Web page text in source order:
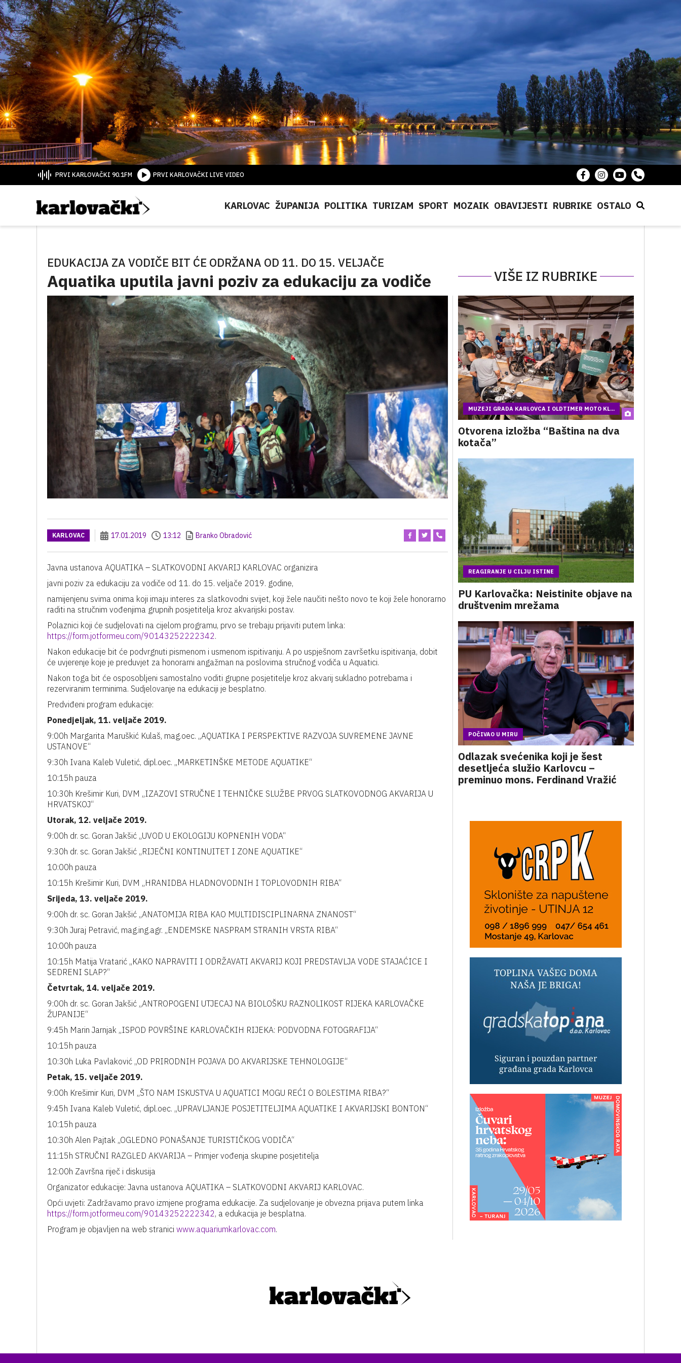
PRVI KARLOVAČKI 90.1FM PRVI KARLOVAČKI LIVE VIDEO
KARLOVAC ŽUPANIJA POLITIKA TURIZAM SPORT MOZAIK OBAVIJESTI RUBRIKE OSTALO
EDUKACIJA ZA VODIČE BIT ĆE ODRŽANA OD 11. DO 15. VELJAČE
Aquatika uputila javni poziv za edukaciju za vodiče VIŠE IZ RUBRIKE
KARLOVAC 17.01.2019 13:12 Branko Obradović
Javna ustanova AQUATIKA – SLATKOVODNI AKVARIJ KARLOVAC organizira
javni poziv za edukaciju za vodiče od 11. do 15. veljače 2019. godine,
namijenjenu svima onima koji imaju interes za slatkovodni svijet, koji žele naučiti nešto novo te koji žele honorarno
raditi na stručnim vođenjima grupnih posjetitelja kroz akvarijski postav.
Polaznici koji će sudjelovati na cijelom programu, prvo se trebaju prijaviti putem linka:
https://form.jotformeu.com/90143252222342.
Nakon edukacije bit će podvrgnuti pismenom i usmenom ispitivanju. A po uspješnom završetku ispitivanja, dobit
će uvjerenje koje je preduvjet za honorarni angažman na poslovima stručnog vodiča u Aquatici.
Nakon toga bit će osposobljeni samostalno voditi grupne posjetitelje kroz akvarij sukladno potrebama i
rezerviranim terminima. Sudjelovanje na edukaciji je besplatno.
Predviđeni program edukacije:
Ponedjeljak, 11. veljače 2019.
9:00h Margarita Maruškić Kulaš, mag.oec. „AQUATIKA I PERSPEKTIVE RAZVOJA SUVREMENE JAVNE
USTANOVE“
9:30h Ivana Kaleb Vuletić, dipl.oec. „MARKETINŠKE METODE AQUATIKE“
10:15h pauza
10:30h Krešimir Kuri, DVM „IZAZOVI STRUČNE I TEHNIČKE SLUŽBE PRVOG SLATKOVODNOG AKVARIJA U
HRVATSKOJ“
Utorak, 12. veljače 2019.
9:00h dr. sc. Goran Jakšić „UVOD U EKOLOGIJU KOPNENIH VODA“
9:30h dr. sc. Goran Jakšić „RIJEČNI KONTINUITET I ZONE AQUATIKE“
10:00h pauza
10:15h Krešimir Kuri, DVM „HRANIDBA HLADNOVODNIH I TOPLOVODNIH RIBA“
Srijeda, 13. veljače 2019.
9:00h dr. sc. Goran Jakšić „ANATOMIJA RIBA KAO MULTIDISCIPLINARNA ZNANOST“
9:30h Juraj Petravić, mag.ing.agr. „ENDEMSKE NASPRAM STRANIH VRSTA RIBA“
10:00h pauza
10:15h Matija Vratarić „KAKO NAPRAVITI I ODRŽAVATI AKVARIJ KOJI PREDSTAVLJA VODE STAJAĆICE I
SEDRENI SLAP?“
Četvrtak, 14. veljače 2019.
9:00h dr. sc. Goran Jakšić „ANTROPOGENI UTJECAJ NA BIOLOŠKU RAZNOLIKOST RIJEKA KARLOVAČKE
ŽUPANIJE“
9:45h Marin Jarnjak „ISPOD POVRŠINE KARLOVAČKIH RIJEKA: PODVODNA FOTOGRAFIJA“
10:15h pauza
10:30h Luka Pavlaković „OD PRIRODNIH POJAVA DO AKVARIJSKE TEHNOLOGIJE“
Petak, 15. veljače 2019.
9:00h Krešimir Kuri, DVM „ŠTO NAM ISKUSTVA U AQUATICI MOGU REĆI O BOLESTIMA RIBA?“
9:45h Ivana Kaleb Vuletić, dipl.oec. „UPRAVLJANJE POSJETITELJIMA AQUATIKE I AKVARIJSKI BONTON“
10:15h pauza
10:30h Alen Pajtak „OGLEDNO PONAŠANJE TURISTIČKOG VODIČA“
11:15h STRUČNI RAZGLED AKVARIJA – Primjer vođenja skupine posjetitelja
12:00h Završna riječ i diskusija
Organizator edukacije: Javna ustanova AQUATIKA – SLATKOVODNI AKVARIJ KARLOVAC.
Opći uvjeti: Zadržavamo pravo izmjene programa edukacije. Za sudjelovanje je obvezna prijava putem linka
https://form.jotformeu.com/90143252222342, a edukacija je besplatna.
Program je objavljen na web stranici www.aquariumkarlovac.com.
MUZEJI GRADA KARLOVCA I OLDTIMER MOTO KL...
Otvorena izložba “Baština na dva
kotača”
REAGIRANJE U CILJU ISTINE
PU Karlovačka: Neistinite objave na
društvenim mrežama
POČIVAO U MIRU
Odlazak svećenika koji je šest
desetljeća služio Karlovcu –
preminuo mons. Ferdinand Vražić